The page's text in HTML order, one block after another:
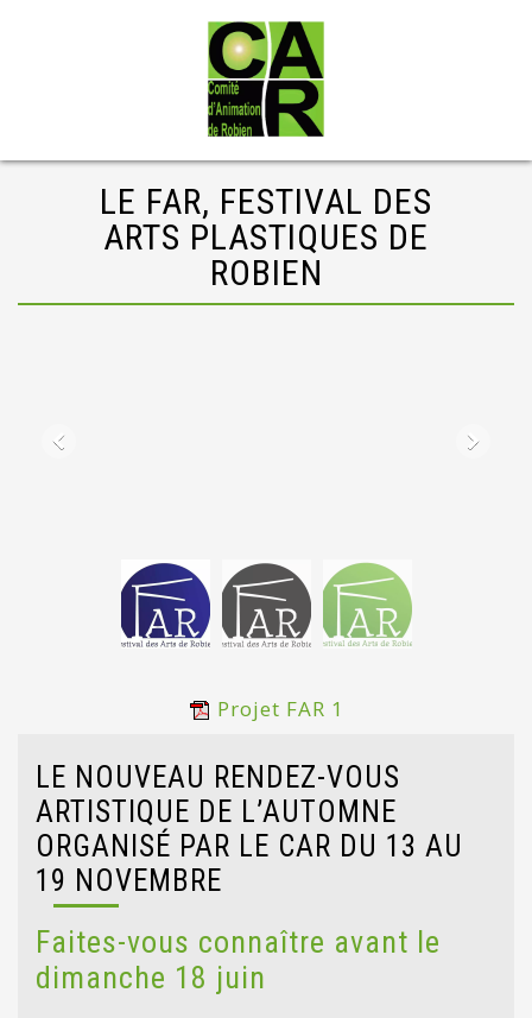
LE FAR, FESTIVAL DES
ARTS PLASTIQUES DE
ROBIEN
Projet FAR 1
LE NOUVEAU RENDEZ-VOUS
ARTISTIQUE DE L’AUTOMNE
ORGANISÉ PAR LE CAR DU 13 AU
19 NOVEMBRE
Faites-vous connaître avant le
dimanche 18 juin